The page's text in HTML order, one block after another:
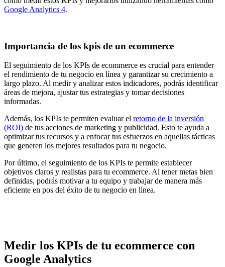
Google Analytics 4.
Importancia de los kpis de un ecommerce
El seguimiento de los KPIs de ecommerce es crucial para entender
el rendimiento de tu negocio en línea y garantizar su crecimiento a
largo plazo. Al medir y analizar estos indicadores, podrás identificar
áreas de mejora, ajustar tus estrategias y tomar decisiones
informadas.
Además, los KPIs te permiten evaluar el retorno de la inversión
(ROI) de tus acciones de marketing y publicidad. Esto te ayuda a
optimizar tus recursos y a enfocar tus esfuerzos en aquellas tácticas
que generen los mejores resultados para tu negocio.
Por último, el seguimiento de los KPIs te permite establecer
objetivos claros y realistas para tu ecommerce. Al tener metas bien
definidas, podrás motivar a tu equipo y trabajar de manera más
eficiente en pos del éxito de tu negocio en línea.
Medir los KPIs de tu ecommerce con
Google Analytics